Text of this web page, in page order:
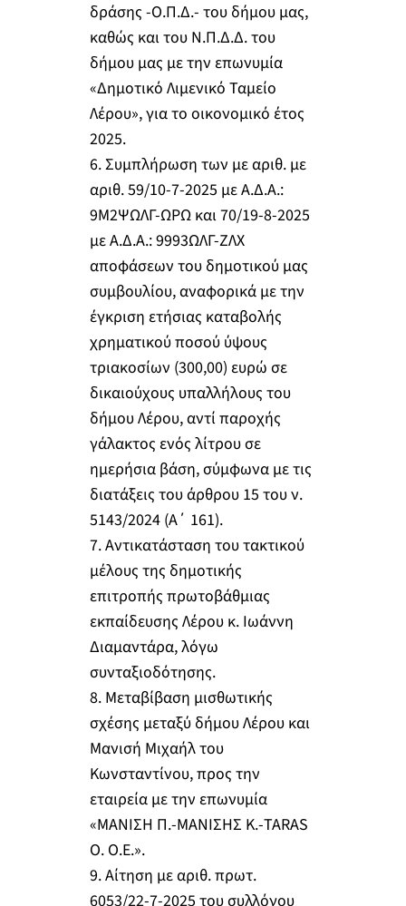
δράσης -Ο.Π.Δ.- του δήμου μας,
καθώς και του Ν.Π.Δ.Δ. του
δήμου μας με την επωνυμία
«Δημοτικό Λιμενικό Ταμείο
Λέρου», για το οικονομικό έτος
2025.
6. Συμπλήρωση των με αριθ. με
αριθ. 59/10-7-2025 με Α.Δ.Α.:
9Μ2ΨΩΛΓ-ΩΡΩ και 70/19-8-2025
με Α.Δ.Α.: 9993ΩΛΓ-ΖΛΧ
αποφάσεων του δημοτικού μας
συμβουλίου, αναφορικά με την
έγκριση ετήσιας καταβολής
χρηματικού ποσού ύψους
τριακοσίων (300,00) ευρώ σε
δικαιούχους υπαλλήλους του
δήμου Λέρου, αντί παροχής
γάλακτος ενός λίτρου σε
ημερήσια βάση, σύμφωνα με τις
διατάξεις του άρθρου 15 του ν.
5143/2024 (Α΄ 161).
7. Αντικατάσταση του τακτικού
μέλους της δημοτικής
επιτροπής πρωτοβάθμιας
εκπαίδευσης Λέρου κ. Ιωάννη
Διαμαντάρα, λόγω
συνταξιοδότησης.
8. Μεταβίβαση μισθωτικής
σχέσης μεταξύ δήμου Λέρου και
Μανισή Μιχαήλ του
Κωνσταντίνου, προς την
εταιρεία με την επωνυμία
«ΜΑΝΙΣΗ Π.-ΜΑΝΙΣΗΣ Κ.-TARAS
O. Ο.Ε.».
9. Αίτηση με αριθ. πρωτ.
6053/22-7-2025 του συλλόγου